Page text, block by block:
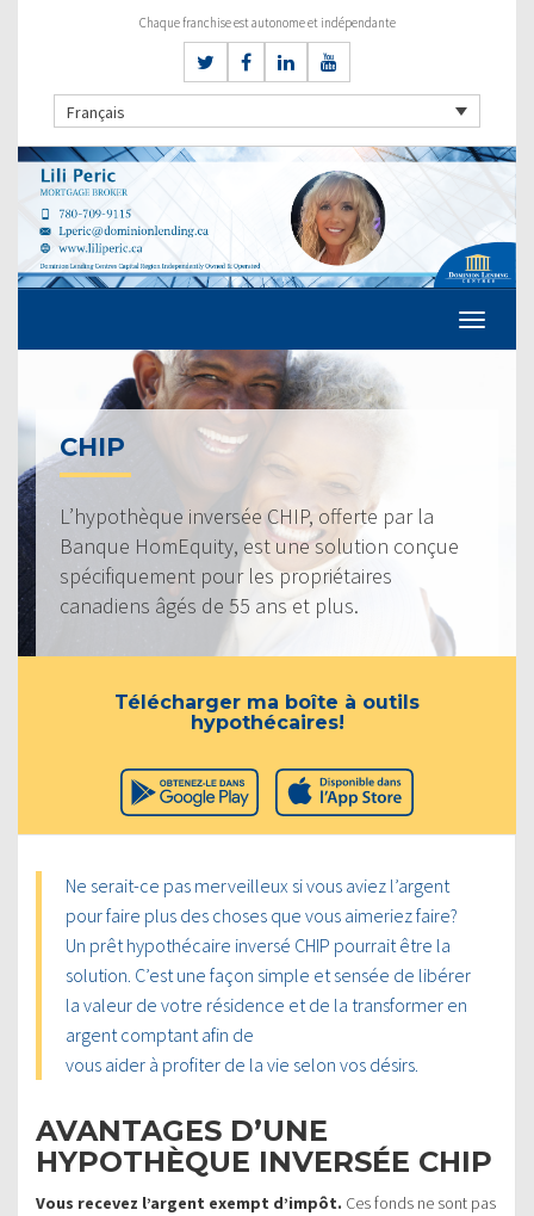
Chaque franchise est autonome et indépendante
Français
CHIP
L’hypothèque inversée CHIP, offerte par la
Banque HomEquity, est une solution conçue
spécifiquement pour les propriétaires
canadiens âgés de 55 ans et plus.
Télécharger ma boîte à outils
hypothécaires!
Ne serait-ce pas merveilleux si vous aviez l’argent
pour faire plus des choses que vous aimeriez faire?
Un prêt hypothécaire inversé CHIP pourrait être la
solution. C’est une façon simple et sensée de libérer
la valeur de votre résidence et de la transformer en
argent comptant afin de
vous aider à profiter de la vie selon vos désirs.
AVANTAGES D’UNE
HYPOTHÈQUE INVERSÉE CHIP
Vous recevez l’argent exempt d’impôt. Ces fonds ne sont pas